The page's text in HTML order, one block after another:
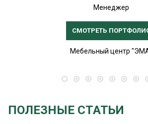
Менеджер
СМОТРЕТЬ
Мебельный центр
ПОЛЕЗНЫЕ СТАТЬИ